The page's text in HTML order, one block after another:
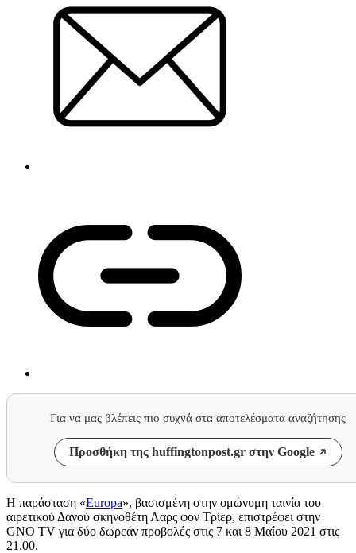
Για να μας βλέπεις πιο συχνά στα αποτελέσματα αναζήτησης
Προσθήκη της huffingtonpost.gr στην Google
Η παράσταση «Europa», βασισμένη στην ομώνυμη ταινία του
αιρετικού Δανού σκηνοθέτη Λαρς φον Τρίερ, επιστρέφει στην
GNO TV για δύο δωρεάν προβολές στις 7 και 8 Μαΐου 2021 στις
21.00.